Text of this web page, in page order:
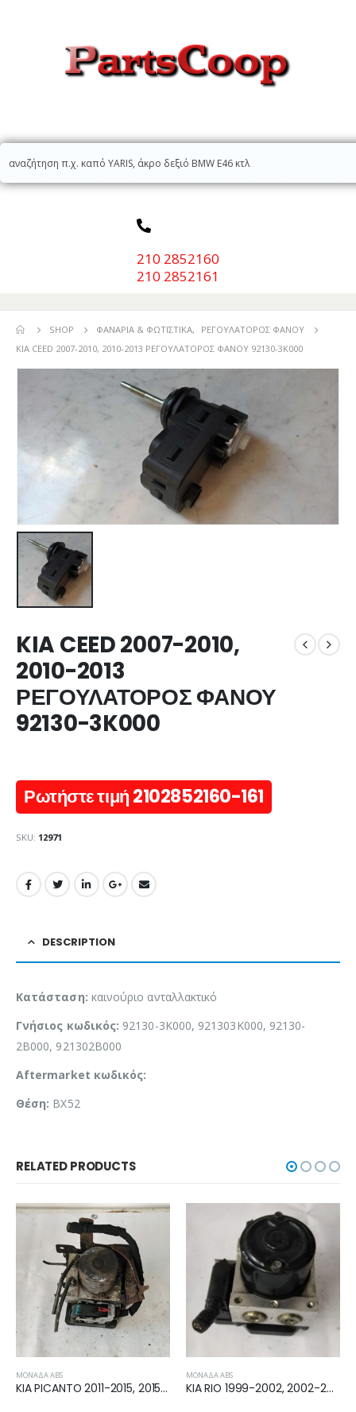
210 2852160
210 2852161
SHOP ΦΑΝΆΡΙΑ & ΦΩΤΙΣΤΙΚΆ,
ΡΕΓΟΥΛΑΤΌΡΟΣ ΦΑΝΟΎ
KIA CEED 2007-2010, 2010-2013 ΡΕΓΟΥΛΑΤΟΡΟΣ ΦΑΝΟΥ 92130-3K000
KIA CEED 2007-2010,
2010-2013
ΡΕΓΟΥΛΑΤΟΡΟΣ ΦΑΝΟΥ
92130-3K000
Ρωτήστε τιμή 2102852160-161
SKU: 12971
DESCRIPTION
Κατάσταση: καινούριο ανταλλακτικό
Γνήσιος κωδικός: 92130-3K000, 921303K000, 92130-
2B000, 921302B000
Aftermarket κωδικός:
Θέση: BX52
RELATED PRODUCTS
ΜΟΝΆΔΑ ABS
KIA RIO 1999-2002, 2002-2005 ΜΟΝΑΔΑ ABS 95610FD330
ΦΤΕΡΆ
KIA CEED 5D 2007-2013 KIA CEED 3D 2007-2013 ΦΤΕΡΟ ΕΜΠΡΟΣ ΔΕΞΙΟ 663211H010